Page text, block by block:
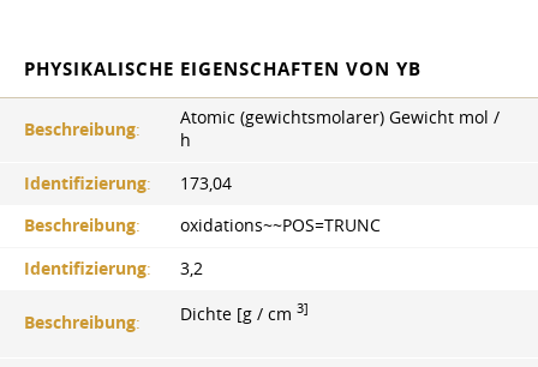
PHYSIKALISCHE EIGENSCHAFTEN VON YB
Beschreibung:
Atomic (gewichtsmolarer) Gewicht mol /
h
Identifizierung:
173,04
Beschreibung:
oxidations~~POS=TRUNC
Identifizierung: 3,2
Beschreibung: Dichte [g / cm 3]